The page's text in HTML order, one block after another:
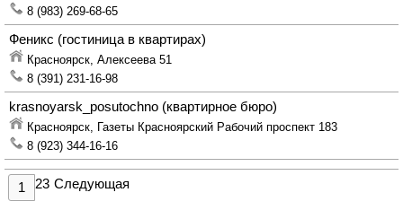
8 (983) 269-68-65
Феникс (гостиница в квартирах)
Красноярск, Алексеева 51
8 (391) 231-16-98
krasnoyarsk_posutochno (квартирное бюро)
Красноярск, Газеты Красноярский Рабочий проспект 183
8 (923) 344-16-16
1 23 Следующая